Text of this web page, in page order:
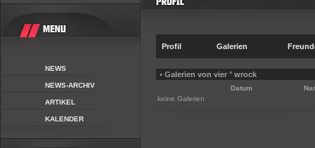
NEWS
NEWS-ARCHIV
ARTIKEL
KALENDER
Profil Galerien
• Galerien von vier ° wrock
Datum
keine Galerien